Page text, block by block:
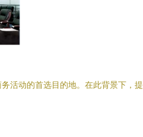
动的首选目的地。在此背景下，